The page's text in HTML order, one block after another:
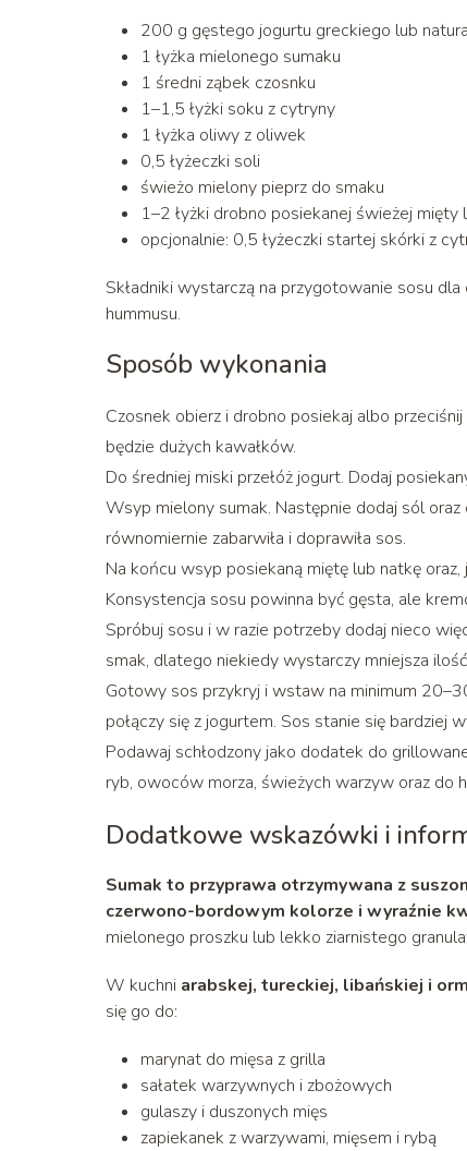
200 g gęstego jogurtu greckiego lub
1 łyżka mielonego sumaku
1 średni ząbek czosnku
1–1,5 łyżki soku z cytryny
1 łyżka oliwy z oliwek
0,5 łyżeczki soli
świeżo mielony pieprz do smaku
1–2 łyżki drobno posiekanej świeżej mięty
opcjonalnie: 0,5 łyżeczki startej skórki z
Składniki wystarczą na przygotowanie sosu
hummusu.
Sposób wykonania
Czosnek obierz i drobno posiekaj albo
będzie dużych kawałków.
Do średniej miski przełóż jogurt. Dodaj
Wsyp mielony sumak. Następnie dodaj sól
równomiernie zabarwiła i doprawiła sos.
Na końcu wsyp posiekaną miętę lub natkę
Konsystencja sosu powinna być gęsta, ale
Spróbuj sosu i w razie potrzeby dodaj nieco
smak, dlatego niekiedy wystarczy mniejsza
Gotowy sos przykryj i wstaw na minimum
połączy się z jogurtem. Sos stanie się bardziej
Podawaj schłodzony jako dodatek do
ryb, owoców morza, świeżych warzyw oraz do
Dodatkowe wskazówki i
Sumak to przyprawa otrzymywana z
czerwono-bordowym kolorze i wyraźnie
mielonego proszku lub lekko ziarnistego
W kuchni arabskej, tureckiej, libańskiej i
się go do:
marynat do mięsa z grilla
sałatek warzywnych i zbożowych
gulaszy i duszonych mięs
zapiekanek z warzywami, mięsem i rybą